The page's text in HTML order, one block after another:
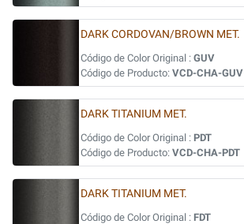
DARK CORDOVAN/BROWN MET.
Código de Color Original : GUV
Código de Producto: VCD-CHA-GUV
DARK TITANIUM MET.
Código de Color Original : PDT
Código de Producto: VCD-CHA-PDT
DARK TITANIUM MET.
Código de Color Original : FDT